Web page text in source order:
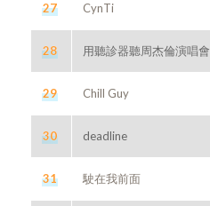
27 CynTi
28 用聽診器聽周杰倫演唱會
29 Chill Guy
30 deadline
31 駛在我前面